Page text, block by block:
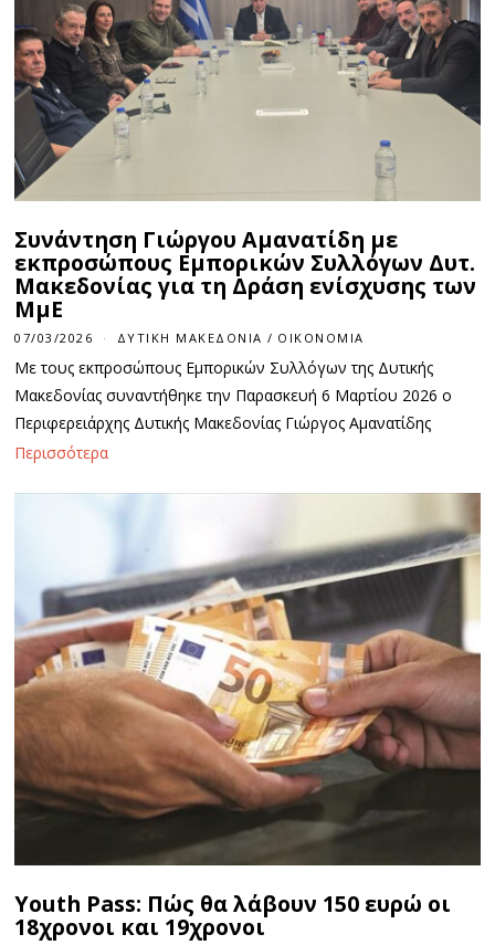
Συνάντηση Γιώργου Αμανατίδη με
εκπροσώπους Εμπορικών Συλλόγων Δυτ.
Μακεδονίας για τη Δράση ενίσχυσης των
ΜμΕ
07/03/2026 ΔΥΤΙΚΉ ΜΑΚΕΔΟΝΊΑ / ΟΙΚΟΝΟΜΊΑ
Με τους εκπροσώπους Εμπορικών Συλλόγων της Δυτικής
Μακεδονίας συναντήθηκε την Παρασκευή 6 Μαρτίου 2026 ο
Περιφερειάρχης Δυτικής Μακεδονίας Γιώργος Αμανατίδης
Περισσότερα
Youth Pass: Πώς θα λάβουν 150 ευρώ οι
18χρονοι και 19χρονοι